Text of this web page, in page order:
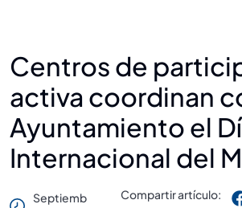
Centros de
activa coordinan
Ayuntamiento el
Internacional del
Septiemb
Compartir artículo: